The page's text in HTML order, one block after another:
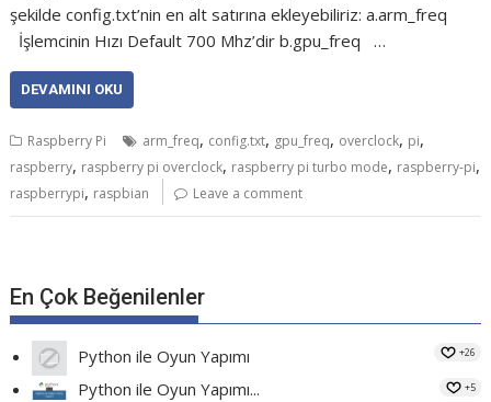
şekilde config.txt’nin en alt satırına ekleyebiliriz: a.arm_freq
İşlemcinin Hızı Default 700 Mhz’dir b.gpu_freq …
DEVAMINI OKU
Raspberry Pi arm_freq, config.txt, gpu_freq, overclock, pi,
raspberry, raspberry pi overclock, raspberry pi turbo mode, raspberry-pi,
raspberrypi, raspbian Leave a comment
En Çok Beğenilenler
Python ile Oyun Yapımı +26
Python ile Oyun Yapımı... +5